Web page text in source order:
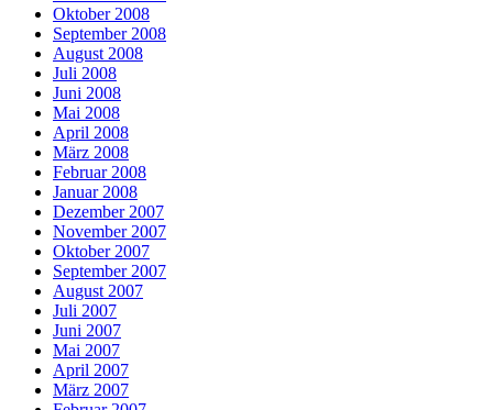
Oktober 2008
September 2008
August 2008
Juli 2008
Juni 2008
Mai 2008
April 2008
März 2008
Februar 2008
Januar 2008
Dezember 2007
November 2007
Oktober 2007
September 2007
August 2007
Juli 2007
Juni 2007
Mai 2007
April 2007
März 2007